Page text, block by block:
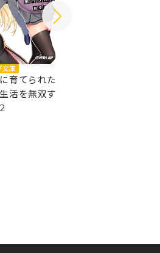
文庫
育てられた
活を無双す